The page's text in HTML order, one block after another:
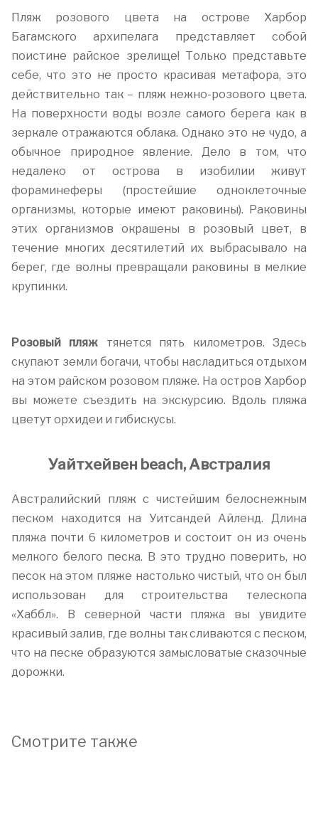
Пляж розового цвета на острове Харбор
Багамского архипелага представляет собой
поистине райское зрелище! Только представьте
себе, что это не просто красивая метафора, это
действительно так – пляж нежно-розового цвета.
На поверхности воды возле самого берега как в
зеркале отражаются облака. Однако это не чудо, а
обычное природное явление. Дело в том, что
недалеко от острова в изобилии живут
фораминеферы (простейшие одноклеточные
организмы, которые имеют раковины). Раковины
этих организмов окрашены в розовый цвет, в
течение многих десятилетий их выбрасывало на
берег, где волны превращали раковины в мелкие
крупинки.
Розовый пляж тянется пять километров. Здесь
скупают земли богачи, чтобы насладиться отдыхом
на этом райском розовом пляже. На остров Харбор
вы можете съездить на экскурсию. Вдоль пляжа
цветут орхидеи и гибискусы.
Уайтхейвен beach, Австралия
Австралийский пляж с чистейшим белоснежным
песком находится на Уитсандей Айленд. Длина
пляжа почти 6 километров и состоит он из очень
мелкого белого песка. В это трудно поверить, но
песок на этом пляже настолько чистый, что он был
использован для строительства телескопа
«Хаббл». В северной части пляжа вы увидите
красивый залив, где волны так сливаются с песком,
что на песке образуются замысловатые сказочные
дорожки.
Смотрите также